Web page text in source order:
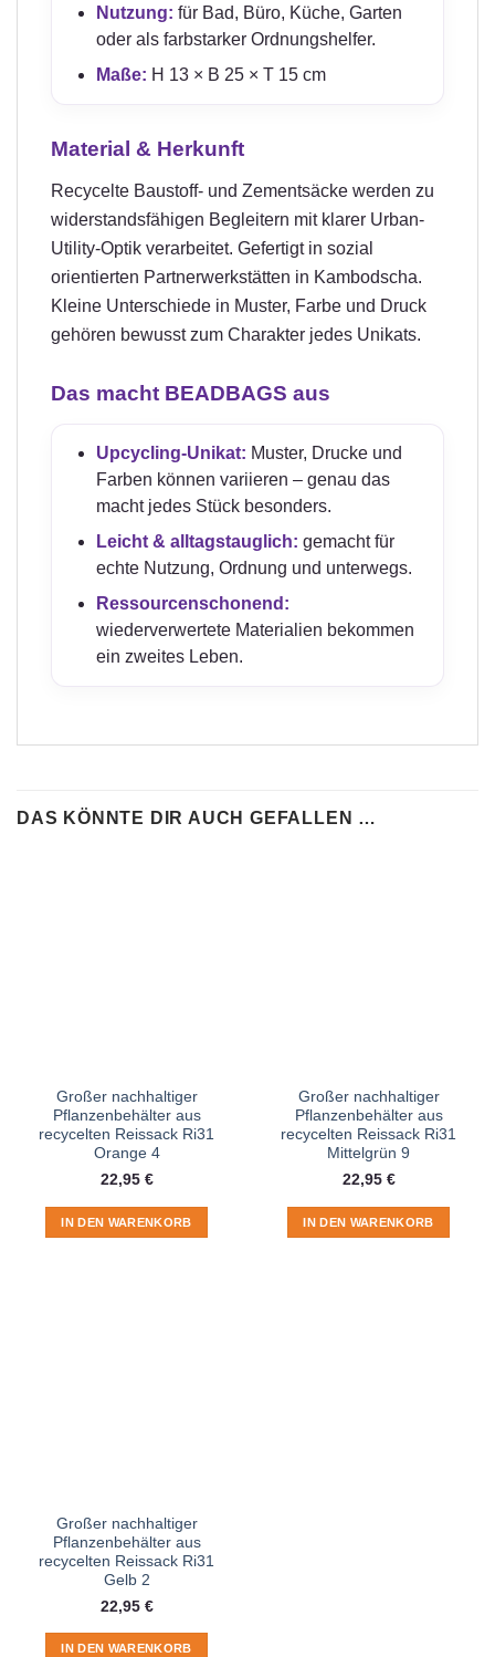
Nutzung: für Bad, Büro, Küche, Garten
oder als farbstarker Ordnungshelfer.
Maße: H 13 × B 25 × T 15 cm
Material & Herkunft
Recycelte Baustoff- und Zementsäcke werden zu
widerstandsfähigen Begleitern mit klarer Urban-
Utility-Optik verarbeitet. Gefertigt in sozial
orientierten Partnerwerkstätten in Kambodscha.
Kleine Unterschiede in Muster, Farbe und Druck
gehören bewusst zum Charakter jedes Unikats.
Das macht BEADBAGS aus
Upcycling-Unikat: Muster, Drucke und
Farben können variieren – genau das
macht jedes Stück besonders.
Leicht & alltagstauglich: gemacht für
echte Nutzung, Ordnung und unterwegs.
Ressourcenschonend:
wiederverwertete Materialien bekommen
ein zweites Leben.
DAS KÖNNTE DIR AUCH GEFALLEN …
Großer nachhaltiger
Pflanzenbehälter aus
recycelten Reissack Ri31
Orange 4
22,95 €
IN DEN WARENKORB
Großer nachhaltiger
Pflanzenbehälter aus
recycelten Reissack Ri31
Mittelgrün 9
22,95 €
IN DEN WARENKORB
Großer nachhaltiger
Pflanzenbehälter aus
recycelten Reissack Ri31
Gelb 2
22,95 €
IN DEN WARENKORB